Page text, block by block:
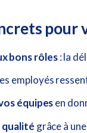
bons rôles: la
employés
équipesen
grâce à